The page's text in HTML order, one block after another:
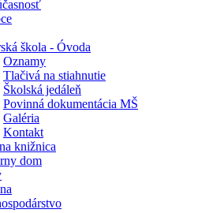
škola - Óvoda
Oznamy
Tlačivá na stiahnutie
Školská jedáleň
Povinná dokumentácia MŠ
Galéria
Kontakt
knižnica
dom